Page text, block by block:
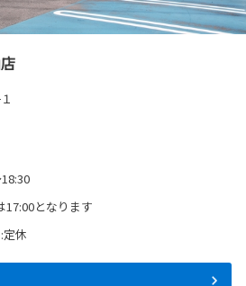
もに、コン
MODELLIST
17:00となります
定休